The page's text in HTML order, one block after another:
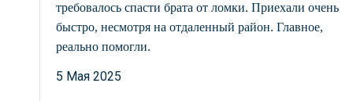
требовалось спасти брата от ломки. Приехали очень
быстро, несмотря на отдаленный район. Главное,
реально помогли.
5 Мая 2025